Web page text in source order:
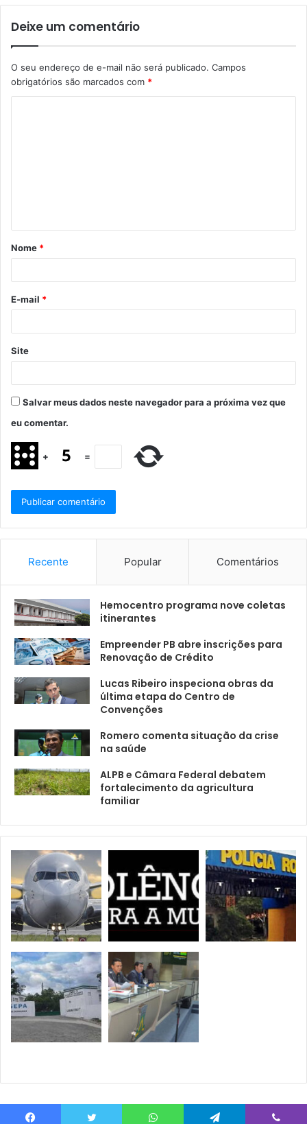
Deixe um comentário
O seu endereço de e-mail não será publicado. Campos
obrigatórios são marcados com *
Nome *
E-mail *
Site
Salvar meus dados neste navegador para a próxima vez que
eu comentar.
+ =
Recente Popular Comentários
Hemocentro programa nove coletas
itinerantes
Empreender PB abre inscrições para
Renovação de Crédito
Lucas Ribeiro inspeciona obras da
última etapa do Centro de
Convenções
Romero comenta situação da crise
na saúde
ALPB e Câmara Federal debatem
fortalecimento da agricultura
familiar